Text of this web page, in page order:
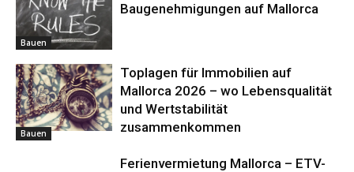
Bauen
Baugenehmigungen auf Mallorca
Bauen
Toplagen für Immobilien auf
Mallorca 2026 – wo Lebensqualität
und Wertstabilität
zusammenkommen
Ferienvermietung Mallorca – ETV-